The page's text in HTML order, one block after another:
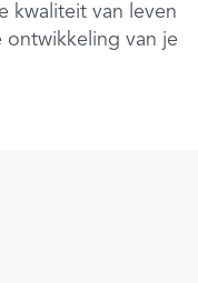
kwaliteit van leven
ontwikkeling van je